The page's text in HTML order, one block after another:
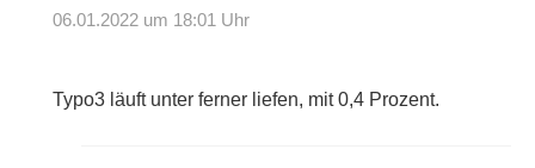
06.01.2022 um 18:01 Uhr
Typo3 läuft unter ferner liefen, mit 0,4 Prozent.